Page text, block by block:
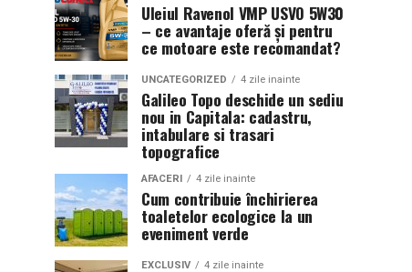
Uleiul Ravenol VMP USVO 5W30
– ce avantaje oferă și pentru
ce motoare este recomandat?
UNCATEGORIZED 4 zile inainte
Galileo Topo deschide un sediu
nou in Capitala: cadastru,
intabulare si trasari
topografice
AFACERI 4 zile inainte
Cum contribuie închirierea
toaletelor ecologice la un
eveniment verde
EXCLUSIV 4 zile inainte